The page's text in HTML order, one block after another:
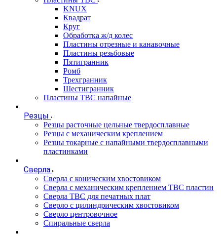
KNUX
Квадрат
Круг
Обработка ж/д колес
Пластины отрезные и канавочные
Пластины резьбовые
Пятигранник
Ромб
Трехгранник
Шестигранник
Пластины ТВС напайные
Резцы
Резцы расточные цельные твердосплавные
Резцы с механическим креплением
Резцы токарные с напайными твердосплавными
пластинками
Сверла
Сверла с коническим хвостовиком
Сверла с механическим креплением ТВС пластин
Сверла ТВС для печатных плат
Сверло с цилиндрическим хвостовиком
Сверло центровочное
Спиральные cверла